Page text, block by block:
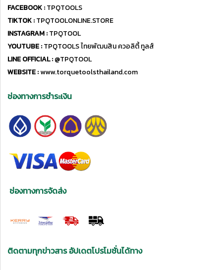
FACEBOOK :TPQTOOLS
TIKTOK :TPQTOOLONLINE.STORE
INSTAGRAM :TPQTOOL
YOUTUBE :TPQTOOLS ไทยพัฒนสิน ควอลิตี้ ทูลส์
LINE OFFICIAL :@TPQTOOL
WEBSITE :www.torquetoolsthailand.com
ช่องทางการชำระเงิน
ช่องทางการจัดส่ง
ติดตามทุกข่าวสาร อัปเดตโปรโมชั่นได้ทาง